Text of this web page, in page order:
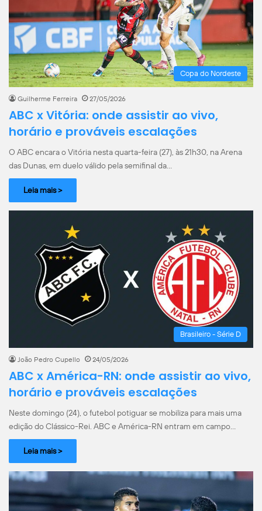
Copa do Nordeste
Guilherme Ferreira 27/05/2026
ABC x Vitória: onde assistir ao vivo,
horário e prováveis escalações
O ABC encara o Vitória nesta quarta-feira (27), às 21h30, na Arena
das Dunas, em duelo válido pela semifinal da…
Leia mais >
Brasileiro - Série D
João Pedro Cupello 24/05/2026
ABC x América-RN: onde assistir ao vivo,
horário e prováveis escalações
Neste domingo (24), o futebol potiguar se mobiliza para mais uma
edição do Clássico-Rei. ABC e América-RN entram em campo…
Leia mais >